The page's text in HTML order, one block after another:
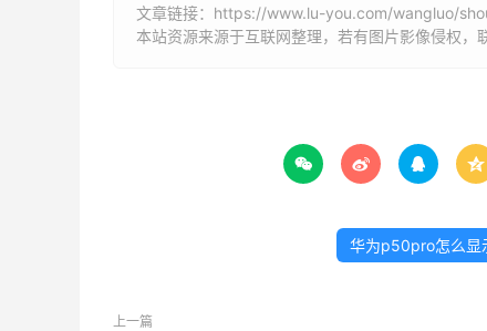
文章链接： https://www.lu-you.com/wangluo/
本站资源来源于互联网整理，若有图片影像侵权
   
华为p50pro怎么显
上一篇